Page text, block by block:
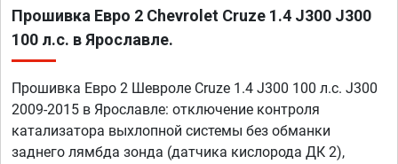
Прошивка Евро 2 Chevrolet Cruze 1.4 J300 J300
100 л.с. в Ярославле.
Прошивка Евро 2 Шевроле Cruze 1.4 J300 100 л.с. J300
2009-2015 в Ярославле: отключение контроля
катализатора выхлопной системы без обманки
заднего лямбда зонда (датчика кислорода ДК 2),